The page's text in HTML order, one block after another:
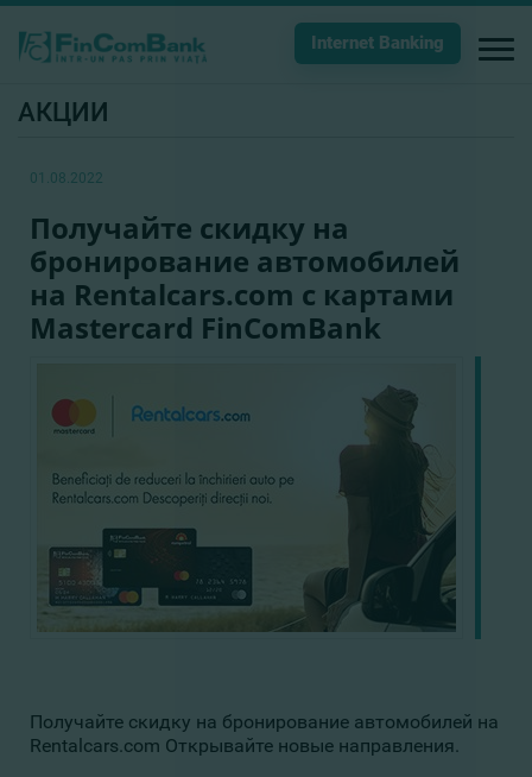
Internet Banking
АКЦИИ
01.08.2022
Получайте скидку на
бронирование автомобилей
на Rentalcars.com с картами
Mastercard FinComBank
Получайте скидку на бронирование автомобилей на
Rentalcars.com Открывайте новые направления.